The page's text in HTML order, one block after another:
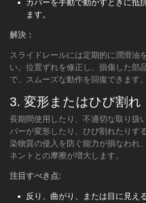
カバーを手動で動かすときに抵
ます。
解決：
スライドレールには定期的に潤滑油
い。位置ずれを修正し、損傷した部
で、スムーズな動作を回復できます。
3. 変形またはひび割れ
長期間使用したり、不適切な取り扱
バーが変形したり、ひび割れたりす
染物質の侵入を防ぐ能力が損なわれ
ネントとの摩擦が増大します。
注目すべき点:
反り、曲がり、または目に見え